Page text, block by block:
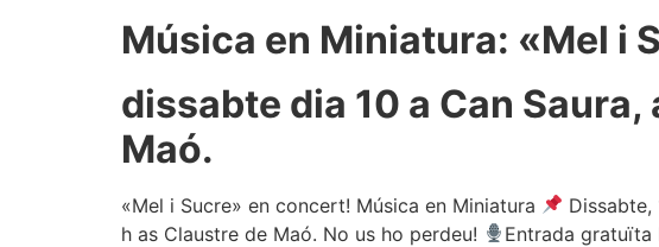
Música en Miniatura: «Mel i
dissabte dia 10 a Can
Maó.
«Mel i Sucre» en concert! Música en Miniatura Dissabte,
h as Claustre de Maó. No us ho perdeu!
Entrada gratuïta